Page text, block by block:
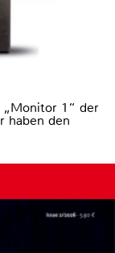
„Monitor 1“ der
haben den